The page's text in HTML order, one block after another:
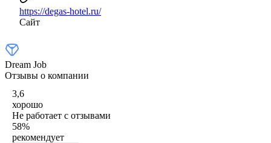
https://degas-hotel.ru/
Сайт
Dream Job
Отзывы о компании
3,6
хорошо
Не работает с отзывами
58%
рекомендует